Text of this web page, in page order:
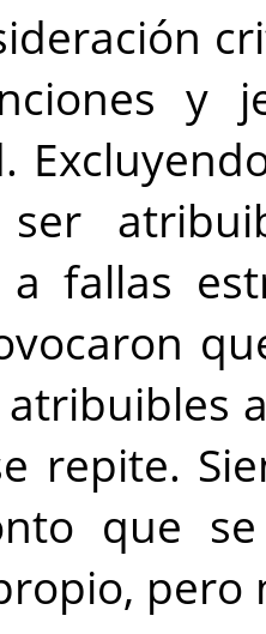
y
ser
a fallas
repite.
que
pero